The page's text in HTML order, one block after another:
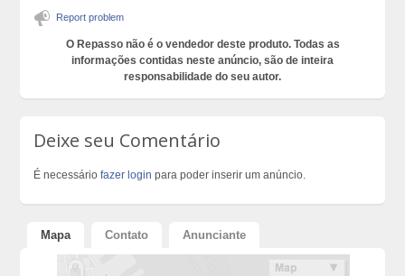
Report problem
O Repasso não é o vendedor deste produto. Todas as
informações contidas neste anúncio, são de inteira
responsabilidade do seu autor.
Deixe seu Comentário
É necessáriofazer login para poder inserir um anúncio.
Mapa Contato Anunciante